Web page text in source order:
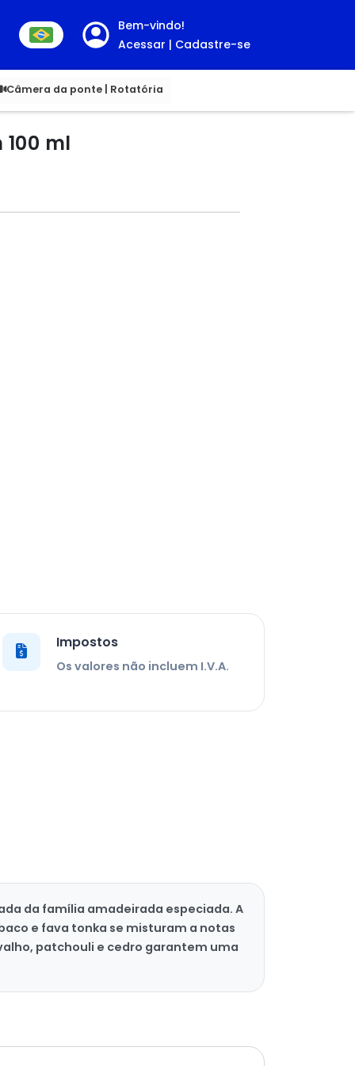
Bem-vindo!
Acessar | Cadastre-se
Câmera da ponte | Rotatória
ml
Impostos
Os valores não incluem I.V.A.
da família amadeirada especiada. A
e fava tonka se misturam a notas
patchouli e cedro garantem uma